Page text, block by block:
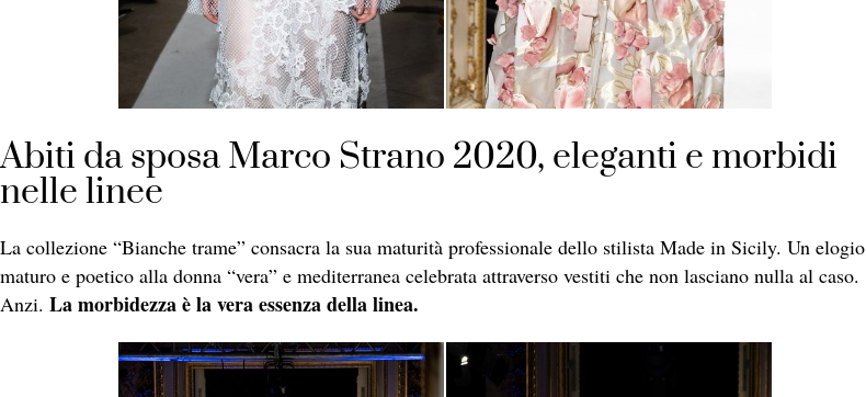
Abiti da sposa Marco Strano 2020, eleganti e morbidi
nelle linee
La collezione “Bianche trame” consacra la sua maturità professionale dello stilista Made in Sicily. Un elogio
maturo e poetico alla donna “vera” e mediterranea celebrata attraverso vestiti che non lasciano nulla al caso.
Anzi. La morbidezza è la vera essenza della linea.